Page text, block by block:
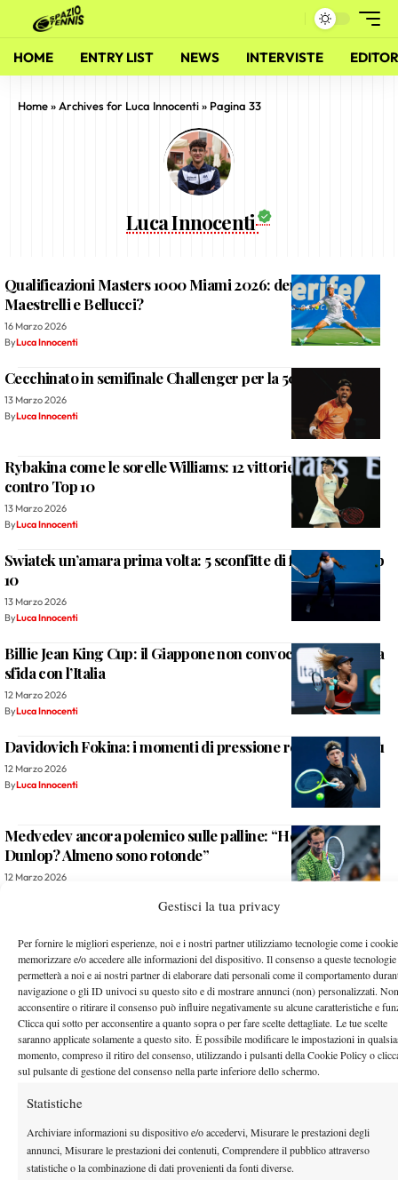
Gestisci la tua privacy
Per fornire le migliori esperienze, noi e i nostri partner utilizziamo tecnologie come i
memorizzare e/o accedere alle informazioni del dispositivo. Il consenso a queste tecnologie
permetterà a noi e ai nostri partner di elaborare dati personali come il comportamento
navigazione o gli ID univoci su questo sito e di mostrare annunci (non) personalizzati. Non
acconsentire o ritirare il consenso può influire negativamente su alcune caratteristiche e
Clicca qui sotto per acconsentire a quanto sopra o per fare scelte dettagliate. Le tue scelte
saranno applicate solamente a questo sito. È possibile modificare le impostazioni in
momento, compreso il ritiro del consenso, utilizzando i pulsanti della Cookie Policy o
sul pulsante di gestione del consenso nella parte inferiore dello schermo.
Statistiche
Archiviare informazioni su dispositivo e/o accedervi, Misurare le prestazioni degli
annunci, Misurare le prestazioni dei contenuti, Comprendere il pubblico attraverso
statistiche o la combinazione di dati provenienti da fonti diverse.
HOME ENTRY LIST NEWS INTERVISTE
Home» Archives for Luca Innocenti» Pagina 33
Luca Innocenti
Qualificazioni Masters 1000 Miami 2026: derby tra
Maestrelli e Bellucci?
16 Marzo 2026
ByLuca Innocenti
Cecchinato in semifinale Challenger per la 50esima volta
13 Marzo 2026
ByLuca Innocenti
Rybakina come le sorelle Williams: 12 vittorie consecutive
contro Top 10
13 Marzo 2026
ByLuca Innocenti
Swiatek un’amara prima volta: 5 sconfitte di fila contro Top
10
13 Marzo 2026
ByLuca Innocenti
Billie Jean King Cup: il Giappone non convoca Osaka per la
sfida con l’Italia
12 Marzo 2026
ByLuca Innocenti
Davidovich Fokina: i momenti di pressione restano un tabù
12 Marzo 2026
ByLuca Innocenti
Medvedev ancora polemico sulle palline: “Head? Odiose,
Dunlop? Almeno sono rotonde”
12 Marzo 2026
impegni per continuare”
12 Marzo 2026
Luca Innocenti
Masters 1000 Indian Wells 2026: Alcaraz spazza via Ruud e
vola ai quarti
12 Marzo 2026
Luca Innocenti
Williams/Fernandez non possono giocare
9 Marzo 2026
Luca Innocenti